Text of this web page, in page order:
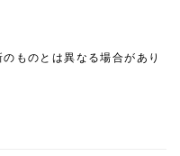
ものとは異なる場合があり